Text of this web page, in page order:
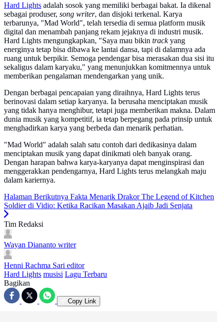
Hard Lights adalah sosok yang memiliki berbagai bakat. Ia dikenal
sebagai produser, song writer, dan disjoki terkenal. Karya
terbarunya, "Mad World", telah tersedia di semua platform musik
digital dan menambah panjang rekam jejaknya di industri musik.
Hard Lights mengungkapkan, "Saya mau bikin trackyang
energinya tetap bisa dibawa ke lantai dansa, tapi di dalamnya ada
ruang untuk berpikir. Semoga pendengar bisa merasakan dua sisi itu
sekaligus dalam karyaku," yang menunjukkan komitmennya untuk
memberikan pengalaman mendengarkan yang unik.
Dengan berbagai pencapaian yang diraihnya, Hard Lights terus
berinovasi dalam setiap karyanya. Ia berusaha menciptakan musik
yang tidak hanya menghibur, tetapi juga memberikan makna. Dalam
dunia musik yang kompetitif, ia tetap berpegang pada prinsip untuk
menghadirkan karya yang berbeda dan menarik perhatian.
"Mad World" adalah salah satu contoh dari dedikasinya dalam
menciptakan musik yang dapat dinikmati oleh banyak orang.
Dengan harapan bahwa karya-karyanya dapat menginspirasi dan
menggerakkan pendengarnya, Hard Lights terus melangkah maju
dalam kariernya.
Halaman Berikutnya Fakta Menarik Drakor The Legend of Kitchen
Soldier di Vidio: Ketika Racikan Masakan Ajaib Jadi Senjata
Tim Redaksi
Wayan Diananto writer
Henni Rachma Sari editor
Hard Lights musisi Lagu Terbaru
Bagikan
Copy Link